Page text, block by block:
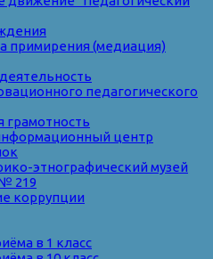
примирения (медиация)
педагогического
центр
этнографический музей
219
коррупции
в 1 класс